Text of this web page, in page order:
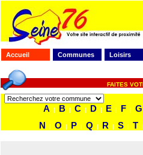
Accueil Communes Loisirs
FAITES
A | B | C | D | E | F | G
N
| O | P | Q | R | S | T |